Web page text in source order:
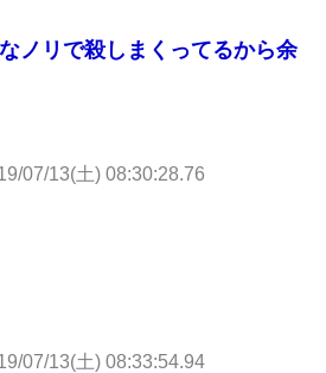
ノリで殺しまくってるから余
07/13(土) 08:30:28.76
07/13(土) 08:33:54.94